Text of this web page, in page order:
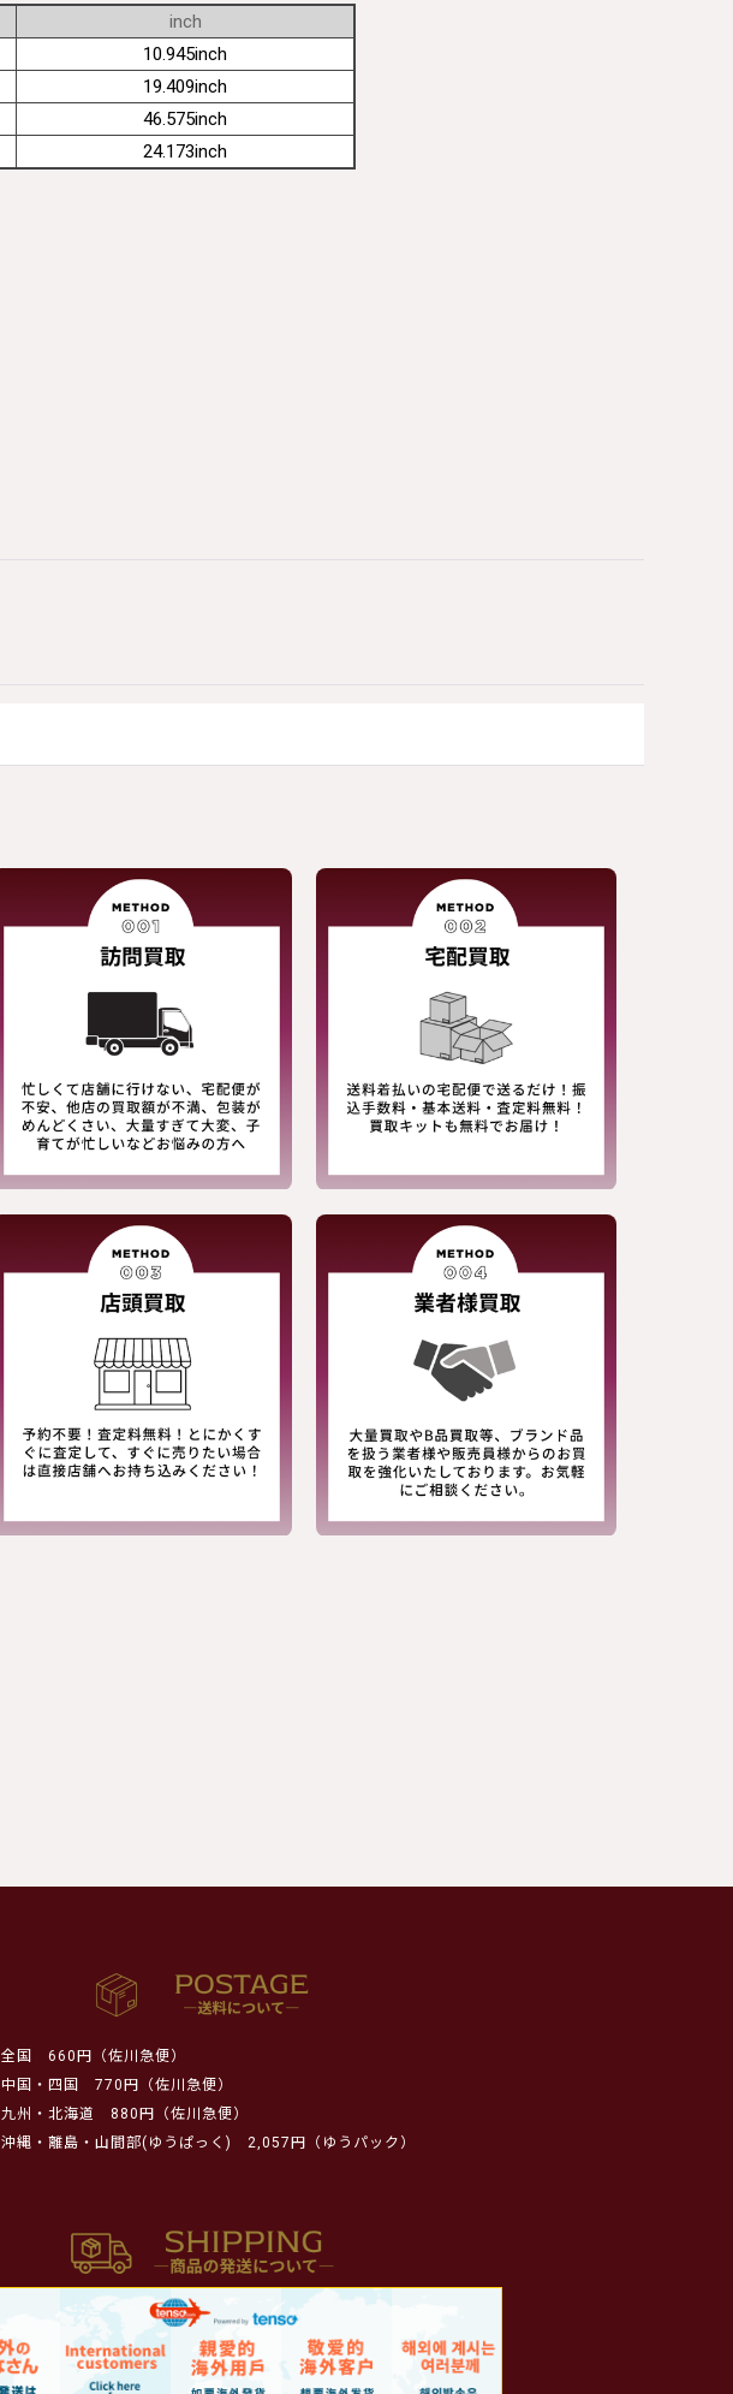
inch
10.945inch
19.409inch
46.575inch
24.173inch
全国
660円（佐川急便）
中国・四国
770円（佐川急便）
九州・北海道
880円（佐川急便）
沖縄・離島・山間部(ゆうぱっく)
2,057円（ゆうパック）